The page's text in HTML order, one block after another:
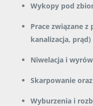
Wykopy pod
Prace związane z
kanalizacja, prąd)
Niwelacja i
Skarpowanie
Wyburzenia i